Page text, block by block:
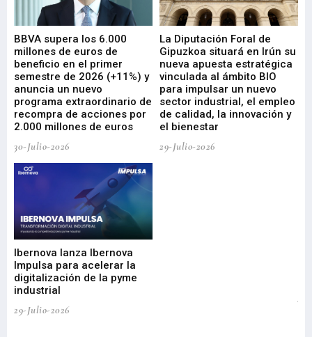
BBVA supera los 6.000
millones de euros de
beneficio en el primer
semestre de 2026 (+11%) y
anuncia un nuevo
programa extraordinario de
recompra de acciones por
2.000 millones de euros
30-Julio-2026
La Diputación Foral de
Gipuzkoa situará en Irún su
nueva apuesta estratégica
vinculada al ámbito BIO
para impulsar un nuevo
sector industrial, el empleo
de calidad, la innovación y
el bienestar
29-Julio-2026
Ibernova lanza Ibernova
Impulsa para acelerar la
digitalización de la pyme
industrial
29-Julio-2026